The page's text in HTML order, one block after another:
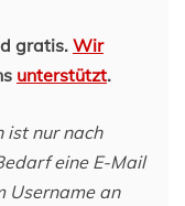
gratis. Wir
unterstützt.
ist nur nach
eine E-Mail
Username an